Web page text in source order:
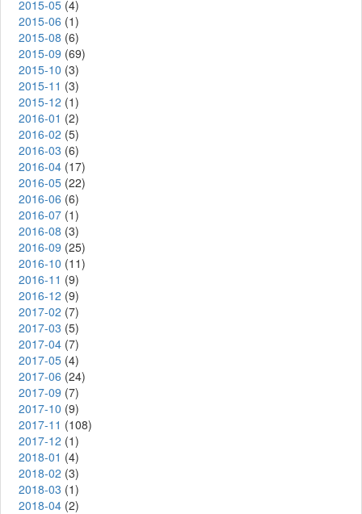
2015-05 (4)
2015-06 (1)
2015-08 (6)
2015-09 (69)
2015-10 (3)
2015-11 (3)
2015-12 (1)
2016-01 (2)
2016-02 (5)
2016-03 (6)
2016-04 (17)
2016-05 (22)
2016-06 (6)
2016-07 (1)
2016-08 (3)
2016-09 (25)
2016-10 (11)
2016-11 (9)
2016-12 (9)
2017-02 (7)
2017-03 (5)
2017-04 (7)
2017-05 (4)
2017-06 (24)
2017-09 (7)
2017-10 (9)
2017-11 (108)
2017-12 (1)
2018-01 (4)
2018-02 (3)
2018-03 (1)
2018-04 (2)